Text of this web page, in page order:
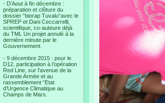
- D’Aout à fin décembre :
préparation et clôture du
dossier “biorap Tuvalu“avec le
SPREP et Dani Ceccarrelli,
scientifique, co-auteure déjà
du TML Un projet annulé à la
dernière minute par le
Gouvernement.
- 9 décembre 2015 : pour le
D12, participation à l’opération
Red Line, sur l’avenue de la
Grande Armée et au
rassemblement “Etat
d’Urgence Climatique au
Champs de Mars.